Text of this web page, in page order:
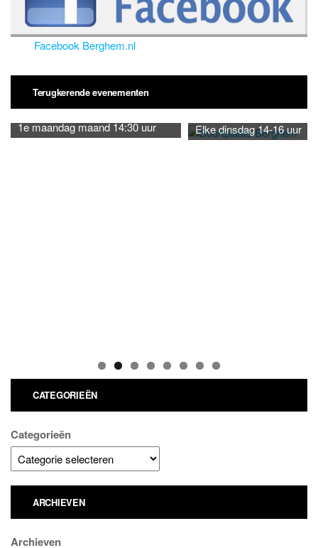
Facebook Berghem.nl
Terugkerende evenementen
1e maandag maand 14:30 uur Elke dinsdag 14-16 uur
CATEGORIEËN
Categorieën
ARCHIEVEN
Archieven